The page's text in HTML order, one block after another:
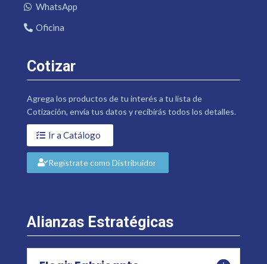
WhatsApp
Oficina
Cotizar
Agrega los productos de tu interés a tu lista de
Cotización, envía tus datos y recibirás todos los detalles.
Ir a Catálogo
Regístrate como Distribuidor
Alianzas Estratégicas